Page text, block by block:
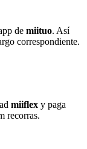
de miituo. Así
correspondiente.
miiflex y paga
recorras.